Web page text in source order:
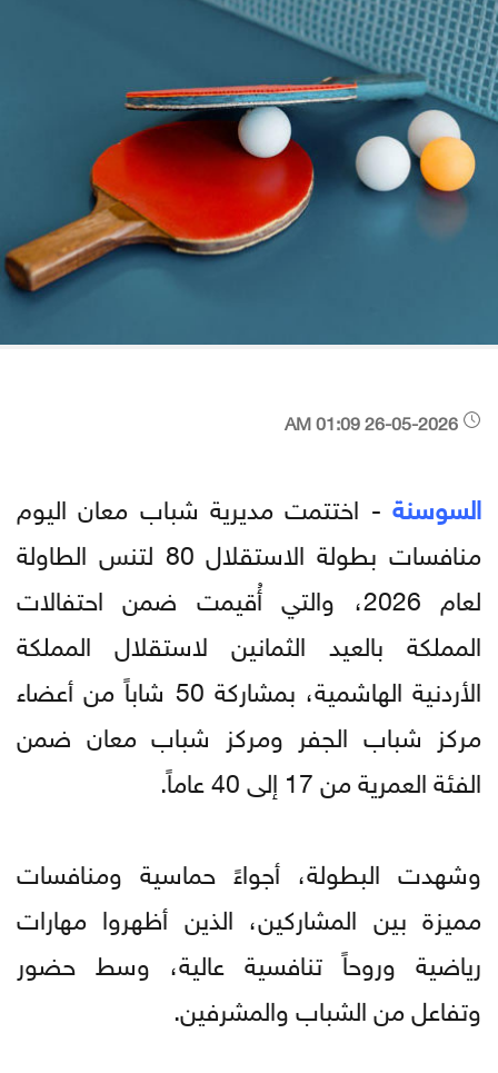
السوسنة - اختتمت مديرية شباب معان اليوم
منافسات بطولة الاستقلال 80 لتنس الطاولة
لعام 2026، والتي أُقيمت ضمن احتفالات
المملكة بالعيد الثمانين لاستقلال المملكة
الأردنية الهاشمية، بمشاركة 50 شاباً من أعضاء
مركز شباب الجفر ومركز شباب معان ضمن
الفئة العمرية من 17 إلى 40 عاماً.
وشهدت البطولة، أجواءً حماسية ومنافسات
مميزة بين المشاركين، الذين أظهروا مهارات
رياضية وروحاً تنافسية عالية، وسط حضور
وتفاعل من الشباب والمشرفين.